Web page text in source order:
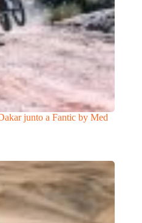
junto a Fantic by Med